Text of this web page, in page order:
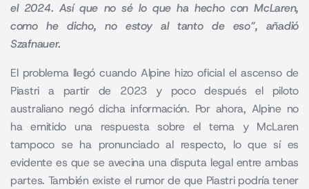
el 2024. Así que no sé lo que ha hecho con McLaren,
como he dicho, no estoy al tanto de eso”, añadió
Szafnauer.
El problema llegó cuando Alpine hizo oficial el ascenso de
Piastri a partir de 2023 y poco después el piloto
australiano negó dicha información. Por ahora, Alpine no
ha emitido una respuesta sobre el tema y McLaren
tampoco se ha pronunciado al respecto, lo que sí es
evidente es que se avecina una disputa legal entre ambas
partes. También existe el rumor de que Piastri podría tener